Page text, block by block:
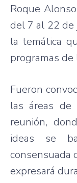
Roque Alonso
del 7 al 22 de
la temática
programas de
Fueron
las áreas de
reunión,
ideas se
consensuada
expresará